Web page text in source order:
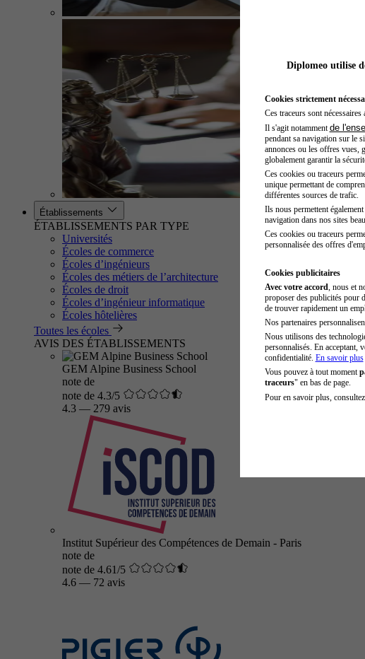
Établissements
ÉTABLISSEMENTS PAR TYPE
Universités
Écoles de commerce
Écoles d’ingénieurs
Écoles des métiers de l’architecture
Écoles de droit
Écoles d’ingénieur informatique
Écoles hôtelières
Toutes les écoles
AVIS DES ÉTABLISSEMENTS
GEM Alpine Business School
note de
note de 4.3/5
4.3 — 279 avis
Institut Supérieur des Compétences de Demain - Paris
note de
note de 4.61/5
4.6 — 72 avis
Diplomeo utilise
Cookies strictement
Ces traceurs sont
Il s'agit notamment de
pendant sa navigation sur le
annonces ou les offres vues,
globalement garantir la
Ces cookies ou traceurs
unique permettant de
différentes sources de trafic.
Ils nous permettent
navigation dans nos sites
Ces cookies ou traceurs
personnalisée des offres
Cookies publicitaires
Avec votre accord , nous et
proposer des publicités pour
de trouver rapidement un
Nos partenaires
Nous utilisons des
personnalisés. En acceptant,
confidentialité. En savoir plus
Vous pouvez à tout moment
traceurs" en bas de page.
Pour en savoir plus,